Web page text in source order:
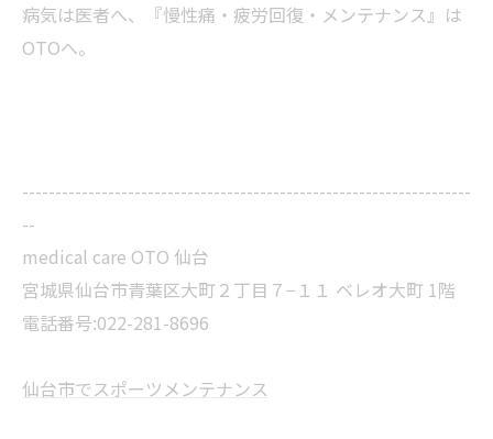
病気は医者へ、『慢性痛・疲労回復・メンテナンス』は
OTOへ。
--------------------------------------------------------------------
--
medical care OTO 仙台
宮城県仙台市青葉区大町２丁目７−１１ ベレオ大町 1階
電話番号:022-281-8696
仙台市でスポーツメンテナンス